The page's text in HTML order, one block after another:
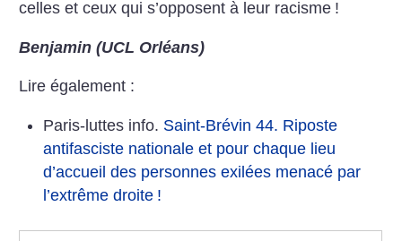
celles et ceux qui s’opposent à leur racisme !
Benjamin (UCL Orléans)
Lire également :
Paris-luttes info. Saint-Brévin 44. Riposte
antifasciste nationale et pour chaque lieu
d’accueil des personnes exilées menacé par
l’extrême droite !